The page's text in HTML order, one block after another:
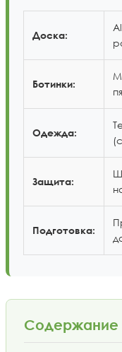
Доска:
Ботинки:
Одежда:
Защита:
Подготовка:
Содержание